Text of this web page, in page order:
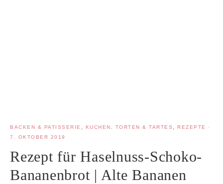
BACKEN & PATISSERIE KUCHEN, TORTEN & TARTES REZEPTE
·
7. OKTOBER 2019
Rezept für Haselnuss-Schoko-
Bananenbrot | Alte Bananen